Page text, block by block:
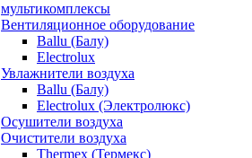
мультикомплексы
Вентиляционное оборудование
Ballu (Балу)
Electrolux
Увлажнители воздуха
Ballu (Балу)
Electrolux (Электролюкс)
Осушители воздуха
Очистители воздуха
Thermex (Термекс)